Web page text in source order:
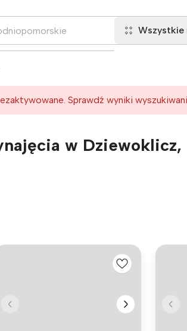
Wszystkie
Sprawdź wyniki
w Dziewoklicz,